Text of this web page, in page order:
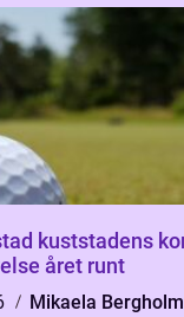
året runt
Mikaela Bergholm